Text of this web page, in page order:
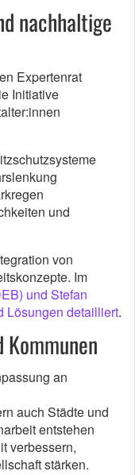
nachhaltige
Expertenrat
Initiative
und
von
Im
und Stefan
Lösungen detailliert.
an
auch Städte und
entstehen
verbessern,
stärken.